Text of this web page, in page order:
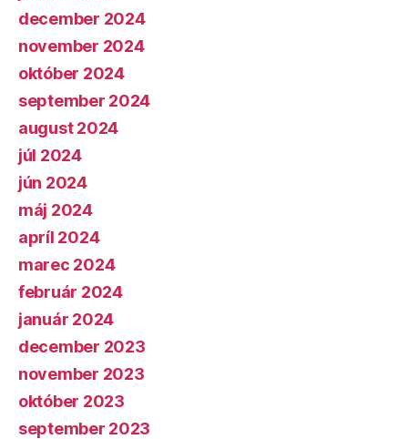
december 2024
november 2024
október 2024
september 2024
august 2024
júl 2024
jún 2024
máj 2024
apríl 2024
marec 2024
február 2024
január 2024
december 2023
november 2023
október 2023
september 2023